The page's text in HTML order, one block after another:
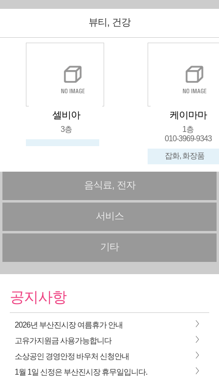
뷰티, 건강
셀비아
3층
케이마마
1층
010-3969-9343
잡화, 화장품
음식료, 전자
서비스
기타
공지사항
2026년 부산진시장 여름휴가 안내 >
고유가지원금 사용가능합니다 >
소상공인 경영안정 바우처 신청안내 >
1월 1일 신정은 부산진시장 휴무일입니다. >